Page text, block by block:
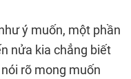
ý muốn, một phần
nửa kia chẳng biết
rõ mong muốn